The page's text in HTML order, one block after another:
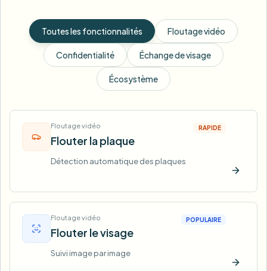
Toutes les fonctionnalités Floutage vidéo
Confidentialité Échange de visage
Écosystème
Floutage vidéo
Flouter la plaque
RAPIDE
Détection automatique des plaques
Floutage vidéo
Flouter le visage
POPULAIRE
Suivi image par image